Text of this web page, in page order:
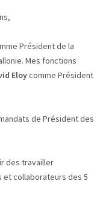
Président de la
Mes fonctions
Eloycomme Président
de Président des
des travailler
collaborateurs des 5